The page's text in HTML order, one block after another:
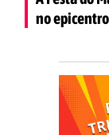
no